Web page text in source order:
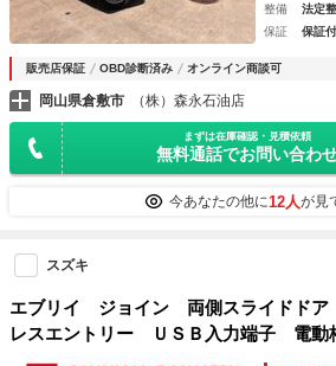
整備
法定
保証
保証
販売店保証 OBD診断済み オンライン商談可
岡山県倉敷市 （株）森永石油店
まずは在庫確認・見積依頼
無料通話でお問い合わ
今あなたの他に12人が見
スズキ
エブリイ ジョイン 両側スライドド
レスエントリー ＵＳＢ入力端子 電動
アコン パワーステアリング パワーウ